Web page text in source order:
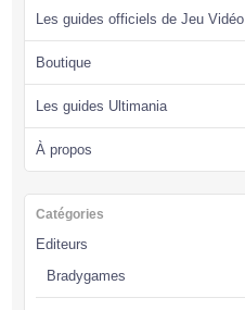
Les guides officiels de Jeu Vidéo
Boutique
Les guides Ultimania
À propos
Catégories
Editeurs
Bradygames